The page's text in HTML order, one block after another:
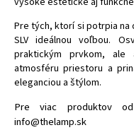
Pre tých, ktorí si potrpia
SLV ideálnou voľbou.
praktickým prvkom, ale
atmosféru priestoru a
eleganciou a štýlom.
Pre viac produktov
info@thelamp.sk